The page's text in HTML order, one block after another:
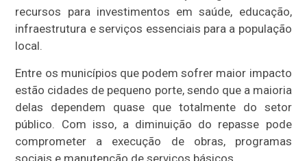
recursos para investimentos em saúde, educação,
infraestrutura e serviços essenciais para a população
local.
Entre os municípios que podem sofrer maior impacto
estão cidades de pequeno porte, sendo que a maioria
delas dependem quase que totalmente do setor
público. Com isso, a diminuição do repasse pode
comprometer a execução de obras, programas
sociais e manutenção de serviços básicos.